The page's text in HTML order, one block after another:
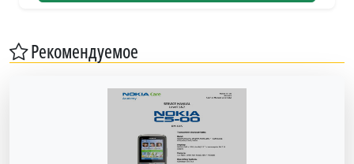
Рекомендуемое